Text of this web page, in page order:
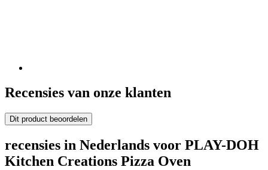
Recensies van onze klanten
Dit product beoordelen
recensies in Nederlands voor PLAY-DOH
Kitchen Creations Pizza Oven